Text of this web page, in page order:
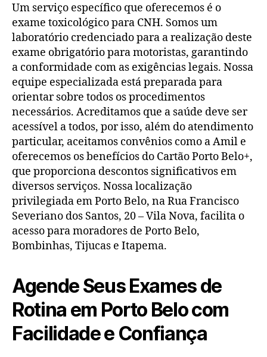
Um serviço específico que oferecemos é o
exame toxicológico para CNH. Somos um
laboratório credenciado para a realização deste
exame obrigatório para motoristas, garantindo
a conformidade com as exigências legais. Nossa
equipe especializada está preparada para
orientar sobre todos os procedimentos
necessários. Acreditamos que a saúde deve ser
acessível a todos, por isso, além do atendimento
particular, aceitamos convênios como a Amil e
oferecemos os benefícios do Cartão Porto Belo+,
que proporciona descontos significativos em
diversos serviços. Nossa localização
privilegiada em Porto Belo, na Rua Francisco
Severiano dos Santos, 20 – Vila Nova, facilita o
acesso para moradores de Porto Belo,
Bombinhas, Tijucas e Itapema.
Agende Seus Exames de
Rotina em Porto Belo com
Facilidade e Confiança